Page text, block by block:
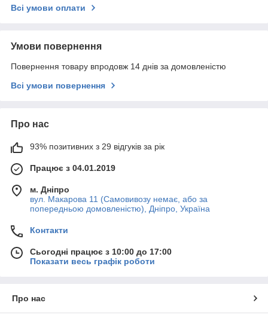
Всі умови оплати
Умови повернення
Повернення товару впродовж 14 днів за домовленістю
Всі умови повернення
Про нас
93% позитивних з 29 відгуків за рік
Працює з 04.01.2019
м. Дніпро
вул. Макарова 11 (Самовивозу немає, або за
попередньою домовленістю), Дніпро, Україна
Контакти
Сьогодні працює з 10:00 до 17:00
Показати весь графік роботи
Про нас